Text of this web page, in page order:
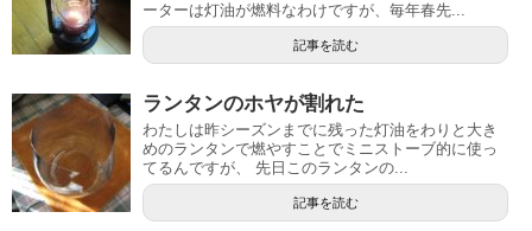
ーターは灯油が燃料なわけですが、毎年春先...
記事を読む
ランタンのホヤが割れた
わたしは昨シーズンまでに残った灯油をわりと大き
めのランタンで燃やすことでミニストーブ的に使っ
てるんですが、 先日このランタンの...
記事を読む